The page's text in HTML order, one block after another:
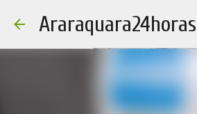
Araraquara24horas